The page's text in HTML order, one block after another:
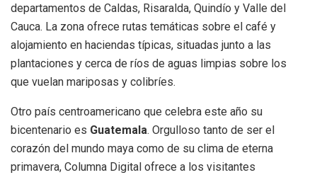
departamentos de Caldas, Risaralda, Quindío y Valle del
Cauca. La zona ofrece rutas temáticas sobre el café y
alojamiento en haciendas típicas, situadas junto a las
plantaciones y cerca de ríos de aguas limpias sobre los
que vuelan mariposas y colibríes.
Otro país centroamericano que celebra este año su
bicentenario es Guatemala. Orgulloso tanto de ser el
corazón del mundo maya como de su clima de eterna
primavera, Columna Digital ofrece a los visitantes